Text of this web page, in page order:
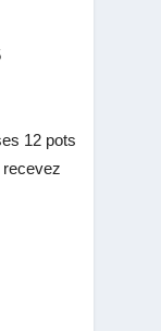
12 pots
recevez